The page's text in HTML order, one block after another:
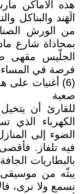
هذه الأماكن
الَهَند والبناكل
من الورش
بمحاذاة شارع
الجلّيس مقهى
فرصة في المساء
(6) أغنيات
صعبة
للقارئ أن
الكهرباء
الضوء إلى
فيه تلفاز.
بالبطاريات
يبثّه من
نسمع ولا نرى،